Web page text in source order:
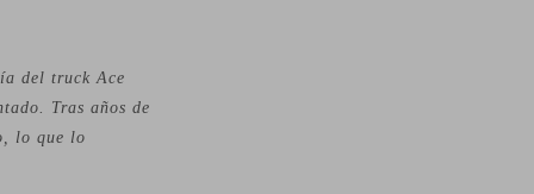
del truck Ace
Tras años de
lo que lo